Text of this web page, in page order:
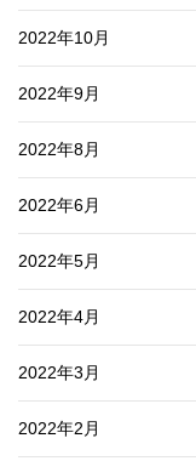
2022年10月
2022年9月
2022年8月
2022年6月
2022年5月
2022年4月
2022年3月
2022年2月